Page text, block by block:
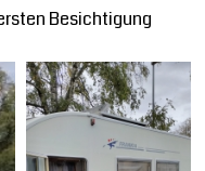
Besichtigung